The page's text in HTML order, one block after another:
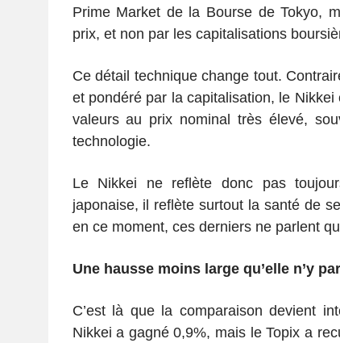
Prime Market de la Bourse de Tokyo,
prix, et non par les capitalisations
Ce détail technique change tout.
et pondéré par la capitalisation, le
valeurs au prix nominal très élevé,
technologie.
Le Nikkei ne reflète donc pas
japonaise, il reflète surtout la santé de
en ce moment, ces derniers ne parlent
Une hausse moins large qu’elle n’y
C’est là que la comparaison devient
Nikkei a gagné 0,9%, mais le Topix a